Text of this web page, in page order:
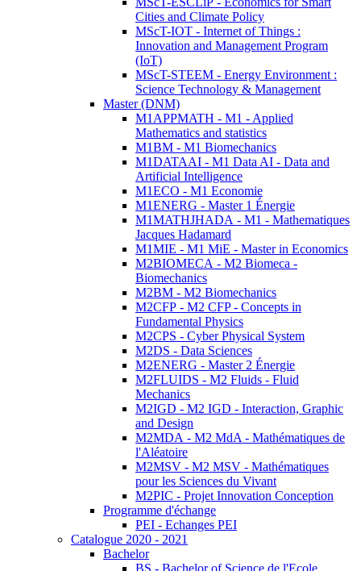
Cities and Climate Policy
MScT-IOT - Internet of Things :
Innovation and Management Program
(IoT)
MScT-STEEM - Energy Environment :
Science Technology & Management
Master (DNM)
M1APPMATH - M1 - Applied
Mathematics and statistics
M1BM - M1 Biomechanics
M1DATAAI - M1 Data AI - Data and
Artificial Intelligence
M1ECO - M1 Economie
M1ENERG - Master 1 Énergie
M1MATHJHADA - M1 - Mathematiques
Jacques Hadamard
M1MIE - M1 MiE - Master in Economics
M2BIOMECA - M2 Biomeca -
Biomechanics
M2BM - M2 Biomechanics
M2CFP - M2 CFP - Concepts in
Fundamental Physics
M2CPS - Cyber Physical System
M2DS - Data Sciences
M2ENERG - Master 2 Énergie
M2FLUIDS - M2 Fluids - Fluid
Mechanics
M2IGD - M2 IGD - Interaction, Graphic
and Design
M2MDA - M2 MdA - Mathématiques de
l'Aléatoire
M2MSV - M2 MSV - Mathématiques
pour les Sciences du Vivant
M2PIC - Projet Innovation Conception
Programme d'échange
PEI - Echanges PEI
Catalogue 2020 - 2021
Bachelor
BS - Bachelor of Science de l'Ecole